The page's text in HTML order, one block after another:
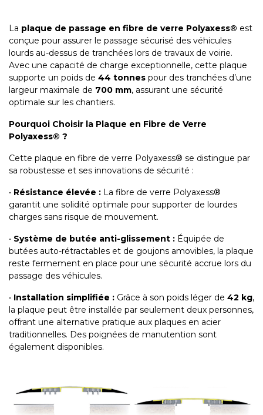
La plaque de passage en fibre de verre Polyaxess® est
conçue pour assurer le passage sécurisé des véhicules
lourds au-dessus de tranchées lors de travaux de voirie.
Avec une capacité de charge exceptionnelle, cette plaque
supporte un poids de 44 tonnes pour des tranchées d’une
largeur maximale de 700 mm, assurant une sécurité
optimale sur les chantiers.
Pourquoi Choisir la Plaque en Fibre de Verre
Polyaxess® ?
Cette plaque en fibre de verre Polyaxess® se distingue par
sa robustesse et ses innovations de sécurité :
• Résistance élevée : La fibre de verre Polyaxess®
garantit une solidité optimale pour supporter de lourdes
charges sans risque de mouvement.
• Système de butée anti-glissement : Équipée de
butées auto-rétractables et de goujons amovibles, la plaque
reste fermement en place pour une sécurité accrue lors du
passage des véhicules.
• Installation simplifiée : Grâce à son poids léger de 42 kg,
la plaque peut être installée par seulement deux personnes,
offrant une alternative pratique aux plaques en acier
traditionnelles. Des poignées de manutention sont
également disponibles.